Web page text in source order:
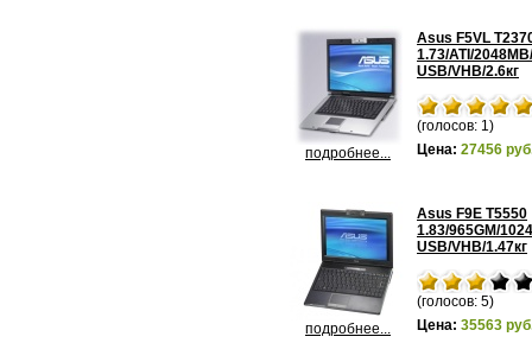
подробнее...
Asus F5VL
1.73/ATI/
USB/VHB/2.6кг
(голосов: 1)
Цена: 27456
подробнее...
Asus F9E T5550
1.83/965GM/
USB/VHB/1.47кг
(голосов: 5)
Цена: 35563